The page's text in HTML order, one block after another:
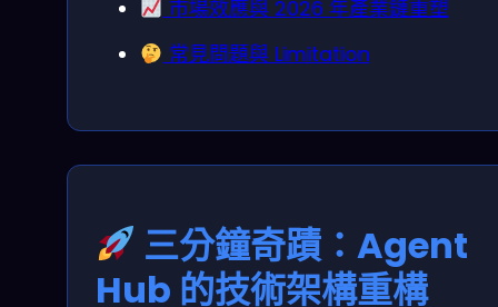
市場效應與 2026 年產業鏈重塑
常見問題與 Limitation
三分鐘奇蹟：Agent
Hub 的技術架構重構